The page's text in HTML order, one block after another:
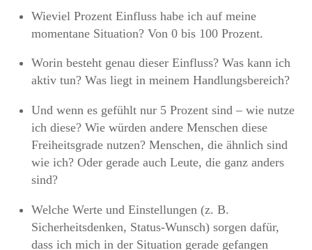
Wieviel Prozent Einfluss habe ich auf meine
momentane Situation? Von 0 bis 100 Prozent.
Worin besteht genau dieser Einfluss? Was kann ich
aktiv tun? Was liegt in meinem Handlungsbereich?
Und wenn es gefühlt nur 5 Prozent sind – wie nutze
ich diese? Wie würden andere Menschen diese
Freiheitsgrade nutzen? Menschen, die ähnlich sind
wie ich? Oder gerade auch Leute, die ganz anders
sind?
Welche Werte und Einstellungen (z. B.
Sicherheitsdenken, Status-Wunsch) sorgen dafür,
dass ich mich in der Situation gerade gefangen